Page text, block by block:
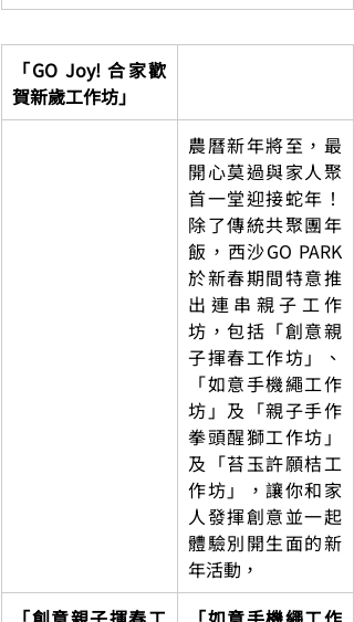
「GO Joy! 合家歡
賀新歲工作坊」
農曆新年將至，最
開心莫過與家人聚
首一堂迎接蛇年！
除了傳統共聚團年
飯，西沙GO PARK
於新春期間特意推
出連串親子工作
坊，包括「創意親
子揮春工作坊」、
「如意手機繩工作
坊」及「親子手作
拳頭醒獅工作坊」
及「苔玉許願桔工
作坊」，讓你和家
人發揮創意並一起
體驗別開生面的新
年活動，